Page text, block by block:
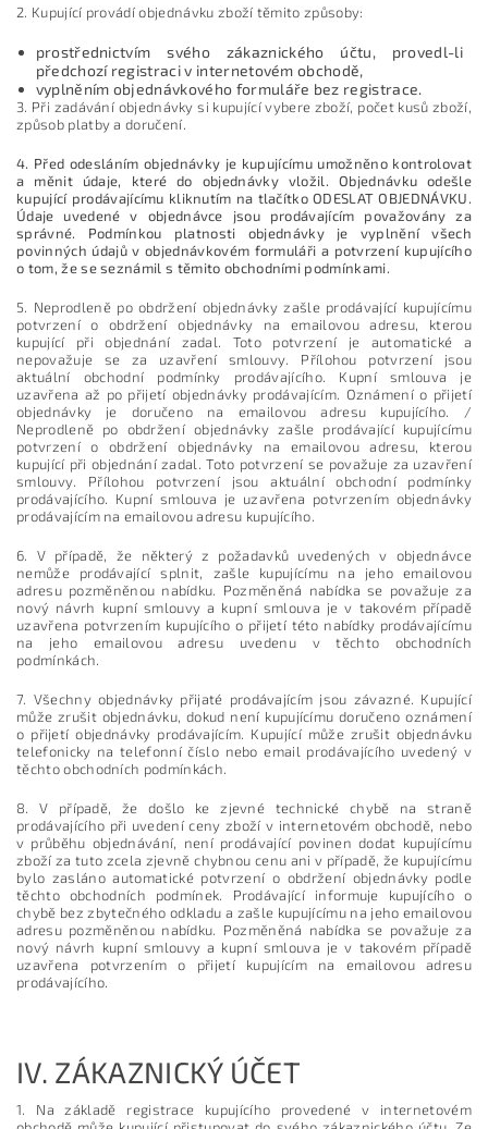
2. Kupující provádí objednávku zboží těmito způsoby:
prostřednictvím svého zákaznického účtu, provedl-li
předchozí registraci v internetovém obchodě,
vyplněním objednávkového formuláře bez registrace.
3. Při zadávání objednávky si kupující vybere zboží, počet kusů zboží,
způsob platby a doručení.
4. Před odesláním objednávky je kupujícímu umožněno kontrolovat
a měnit údaje, které do objednávky vložil. Objednávku odešle
kupující prodávajícímu kliknutím na tlačítko ODESLAT OBJEDNÁVKU.
Údaje uvedené v objednávce jsou prodávajícím považovány za
správné. Podmínkou platnosti objednávky je vyplnění všech
povinných údajů v objednávkovém formuláři a potvrzení kupujícího
o tom, že se seznámil s těmito obchodními podmínkami.
5. Neprodleně po obdržení objednávky zašle prodávající kupujícímu
potvrzení o obdržení objednávky na emailovou adresu, kterou
kupující při objednání zadal. Toto potvrzení je automatické a
nepovažuje se za uzavření smlouvy. Přílohou potvrzení jsou
aktuální obchodní podmínky prodávajícího. Kupní smlouva je
uzavřena až po přijetí objednávky prodávajícím. Oznámení o přijetí
objednávky je doručeno na emailovou adresu kupujícího. /
Neprodleně po obdržení objednávky zašle prodávající kupujícímu
potvrzení o obdržení objednávky na emailovou adresu, kterou
kupující při objednání zadal. Toto potvrzení se považuje za uzavření
smlouvy. Přílohou potvrzení jsou aktuální obchodní podmínky
prodávajícího. Kupní smlouva je uzavřena potvrzením objednávky
prodávajícím na emailovou adresu kupujícího.
6. V případě, že některý z požadavků uvedených v objednávce
nemůže prodávající splnit, zašle kupujícímu na jeho emailovou
adresu pozměněnou nabídku. Pozměněná nabídka se považuje za
nový návrh kupní smlouvy a kupní smlouva je v takovém případě
uzavřena potvrzením kupujícího o přijetí této nabídky prodávajícímu
na jeho emailovou adresu uvedenu v těchto obchodních
podmínkách.
7. Všechny objednávky přijaté prodávajícím jsou závazné. Kupující
může zrušit objednávku, dokud není kupujícímu doručeno oznámení
o přijetí objednávky prodávajícím. Kupující může zrušit objednávku
telefonicky na telefonní číslo nebo email prodávajícího uvedený v
těchto obchodních podmínkách.
8. V případě, že došlo ke zjevné technické chybě na straně
prodávajícího při uvedení ceny zboží v internetovém obchodě, nebo
v průběhu objednávání, není prodávající povinen dodat kupujícímu
zboží za tuto zcela zjevně chybnou cenu ani v případě, že kupujícímu
bylo zasláno automatické potvrzení o obdržení objednávky podle
těchto obchodních podmínek. Prodávající informuje kupujícího o
chybě bez zbytečného odkladu a zašle kupujícímu na jeho emailovou
adresu pozměněnou nabídku. Pozměněná nabídka se považuje za
nový návrh kupní smlouvy a kupní smlouva je v takovém případě
uzavřena potvrzením o přijetí kupujícím na emailovou adresu
prodávajícího.
IV. ZÁKAZNICKÝ ÚČET
1. Na základě registrace kupujícího provedené v internetovém